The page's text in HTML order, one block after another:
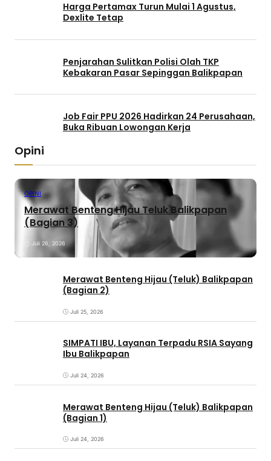
Harga Pertamax Turun Mulai 1 Agustus,
Dexlite Tetap
Penjarahan Sulitkan Polisi Olah TKP
Kebakaran Pasar Sepinggan Balikpapan
Job Fair PPU 2026 Hadirkan 24 Perusahaan,
Buka Ribuan Lowongan Kerja
Opini
OPINI
Merawat Benteng Hijau Teluk Balikpapan
(Bagian 3)
Juli 26, 2026
Merawat Benteng Hijau (Teluk) Balikpapan
(Bagian 2)
Juli 25, 2026
SIMPATI IBU, Layanan Terpadu RSIA Sayang
Ibu Balikpapan
Juli 24, 2026
Merawat Benteng Hijau (Teluk) Balikpapan
(Bagian 1)
Juli 24, 2026